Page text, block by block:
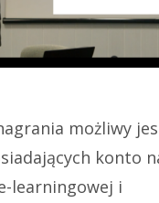
możliwy
konto
learningowej i